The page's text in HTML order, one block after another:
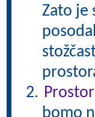
Zato je
bomo